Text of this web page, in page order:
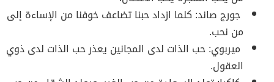
جورج صاند: كلما ازداد حبنا تضاعف خوفنا من الإساءة إلى
من نحب.
ميربوي: حب الذات لدى المجانين يعذر حب الذات لدى ذوي
العقول.